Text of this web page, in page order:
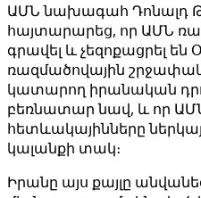
ԱՄՆ նախագահ Դոնալդ
հայտարարեց, որ ԱՄՆ
գրավել և չեզոքացրել են
ռազմածովային
կատարող իրանական
բեռնատար նավ, և որ
հետևակայինները
կալանքի տակ։
Իրանը այս քայլը